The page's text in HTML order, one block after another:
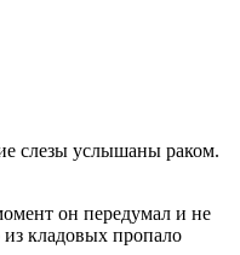
слезы услышаны раком.
он передумал и не
кладовых пропало